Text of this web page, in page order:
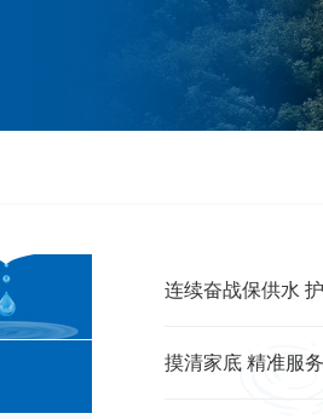
连续奋战保供水
摸清家底 精准服